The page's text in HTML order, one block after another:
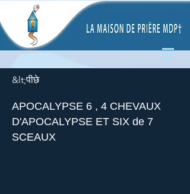
&lt;पीछे
APOCALYPSE 6 , 4 CHEVAUX
D'APOCALYPSE ET SIX de 7
SCEAUX